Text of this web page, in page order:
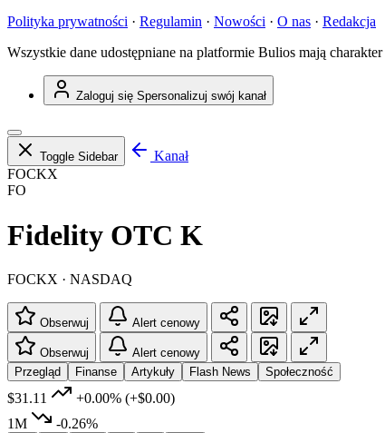
Polityka prywatności · Regulamin · Nowości · O nas · Redakcja
Wszystkie dane udostępniane na platformie Bulios mają
Zaloguj się Spersonalizuj swój kanał
Toggle Sidebar
Kanał
FOCKX
FO
Fidelity OTC K
FOCKX · NASDAQ
Obserwuj Alert cenowy
Obserwuj
Alert cenowy
Przegląd
Finanse Artykuły Flash News Społeczność
$31.11 +0.00% (+$0.00)
1M
-0.26%